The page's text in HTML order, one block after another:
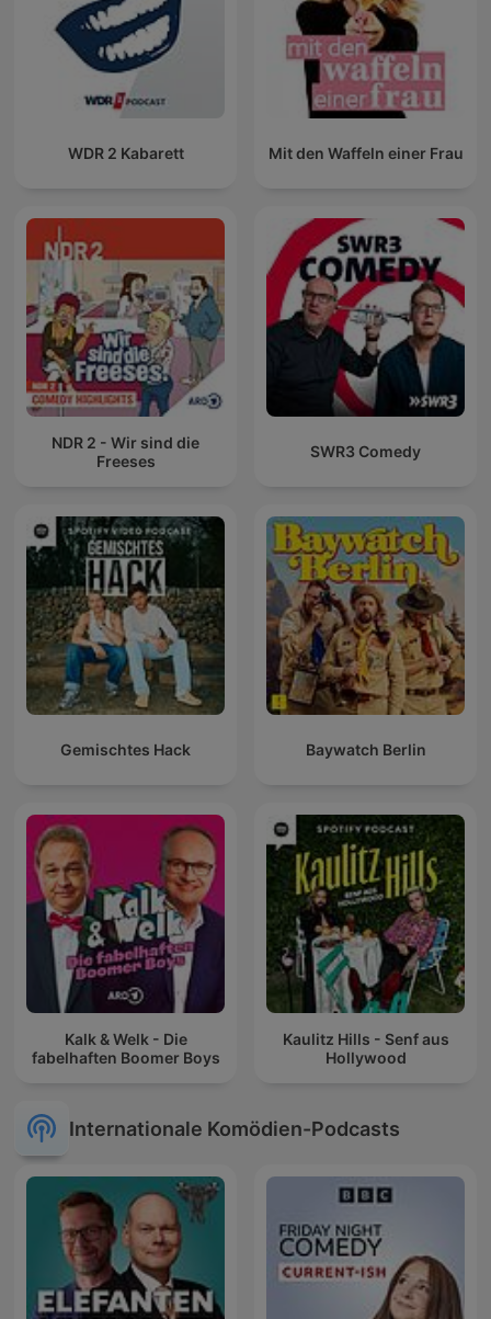
WDR 2 Kabarett Mit den Waffeln einer Frau
NDR 2 - Wir sind die
Freeses
SWR3 Comedy
Gemischtes Hack Baywatch Berlin
Kalk & Welk - Die
fabelhaften Boomer Boys
Kaulitz Hills - Senf aus
Hollywood
Internationale Komödien-Podcasts